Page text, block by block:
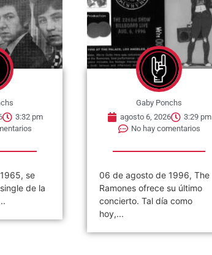
3:29 pm
The
último
Gaby Ponchs
agosto 6, 2026
3:26 pm
No hay comentarios
06 de agosto de 1984. Se
publica el single »2 Minutes
To Midnight». Es una...